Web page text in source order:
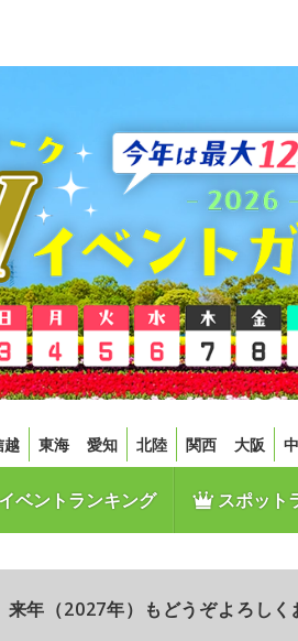
越 東海 愛知 北陸 関西 大阪
ベントランキング スポット
年（2027年）もどうぞよろしく